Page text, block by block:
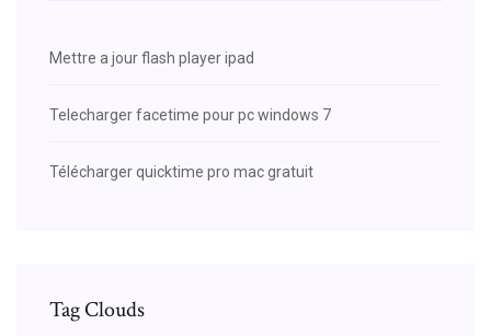
Mettre a jour flash player ipad
Telecharger facetime pour pc windows 7
Télécharger quicktime pro mac gratuit
Tag Clouds